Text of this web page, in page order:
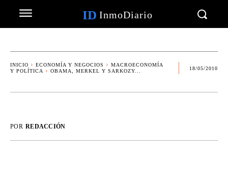
ID InmoDiario
INICIO ECONOMÍA Y NEGOCIOS
MACROECONOMÍA
Y POLÍTICA
OBAMA, MERKEL Y SARKOZY...
18/05/2010
POR REDACCIÓN